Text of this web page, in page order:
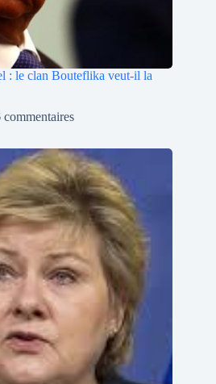
: le clan Bouteflika veut-il la
commentaires